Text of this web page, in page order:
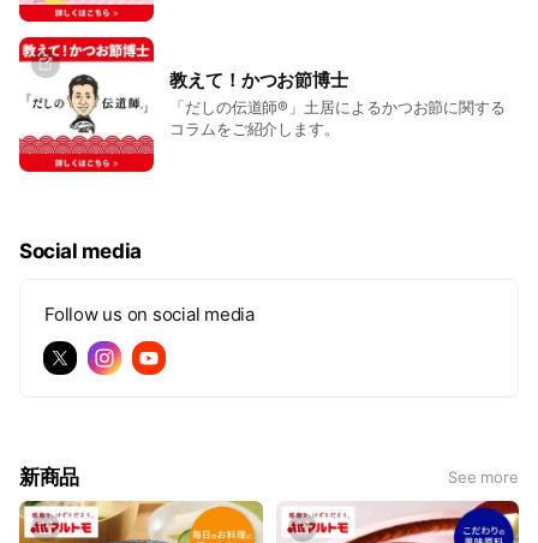
教えて！かつお節博士
「だしの伝道師®」土居によるかつお節に関する
コラムをご紹介します。
Social media
Follow us on social media
新商品 See more